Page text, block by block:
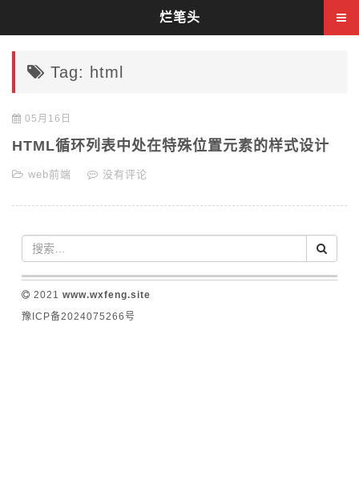
Tag: html
05月16日
HTML循环列表中处在特殊位置元素的样式设计
web前端 没有评论
2021 www.wxfeng.site
豫ICP备2024075266号
烂笔头